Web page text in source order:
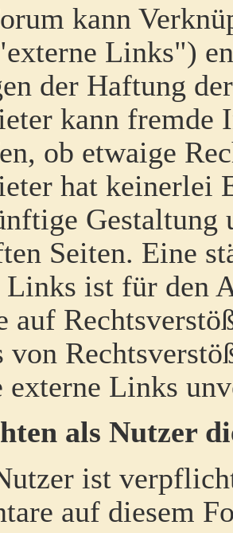
kann
Links")
der Haftung
kann fremde
ob etwaige
hat keinerlei
Gestaltung
Seiten. Eine
Links ist für den
auf
von
externe Links
als Nutzer
ist
auf diesem